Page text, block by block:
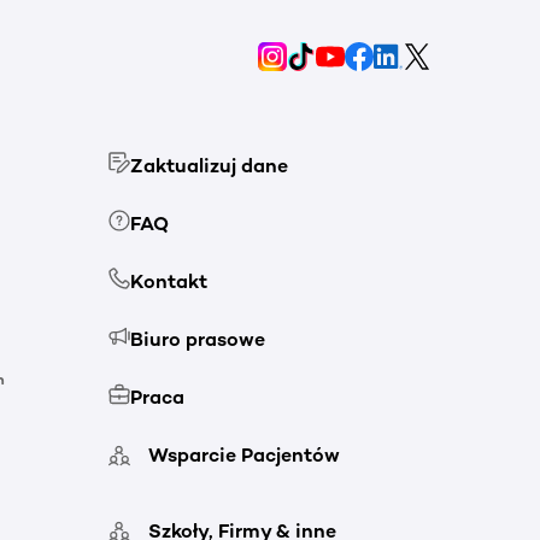
Zaktualizuj dane
FAQ
Kontakt
Biuro prasowe
Praca
Wsparcie Pacjentów
Szkoły, Firmy & inne